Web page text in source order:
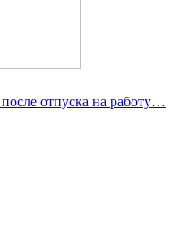
отпуска на работу…